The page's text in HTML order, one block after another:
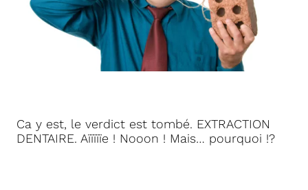
Ca y est, le verdict est tombé. EXTRACTION
DENTAIRE. Aïïïïïe ! Nooon ! Mais… pourquoi !?